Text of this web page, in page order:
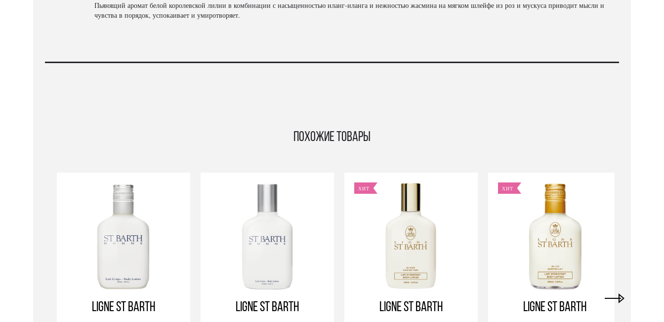
Пьянящий аромат белой королевской лилии в комбинации с насыщенностью иланг-иланга и нежностью жасмина на мягком шлейфе из роз и мускуса приводит мысли и
чувства в порядок, успокаивает и умиротворяет.
Похожие товары
Ligne St Barth Ligne St Barth
ХИТ
Ligne St Barth
ХИТ
Ligne St Barth